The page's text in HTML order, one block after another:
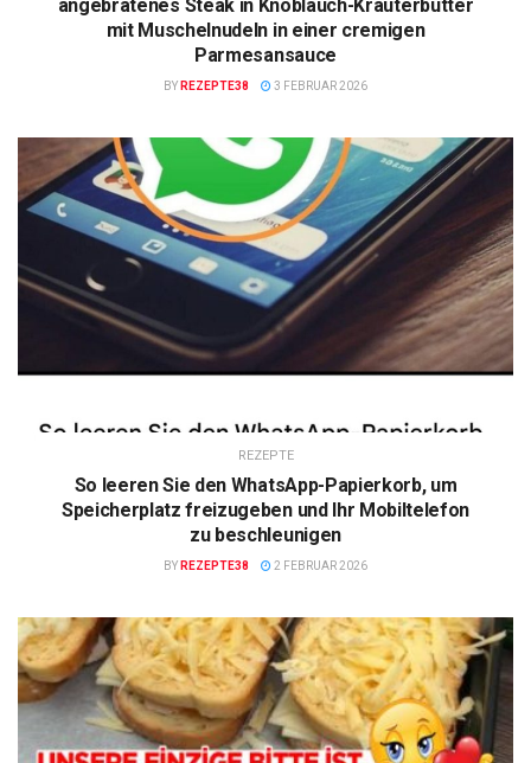
angebratenes Steak in Knoblauch-Kräuterbutter
mit Muschelnudeln in einer cremigen
Parmesansauce
BY REZEPTE38 3 FEBRUAR 2026
REZEPTE
So leeren Sie den WhatsApp-Papierkorb, um
Speicherplatz freizugeben und Ihr Mobiltelefon
zu beschleunigen
BY REZEPTE38 2 FEBRUAR 2026